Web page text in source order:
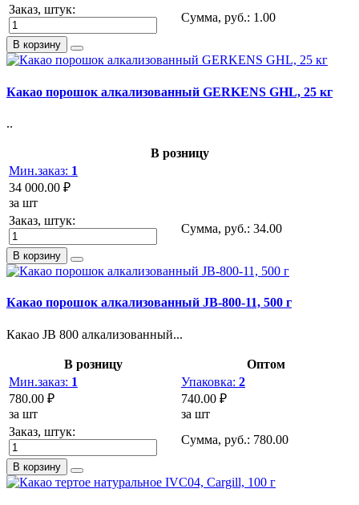
Заказ, штук:
Сумма, руб.: 1.00
В корзину
Какао порошок алкализованный GERKENS GHL, 25 кг
..
В розницу
Мин.заказ: 1
34 000.00 ₽
за шт
Заказ, штук:
Сумма, руб.: 34.00
В корзину
Какао порошок алкализованный JB-800-11, 500 г
Какао JB 800 алкализованный...
В розницу
Оптом
Мин.заказ: 1
780.00 ₽
за шт
Упаковка: 2
740.00 ₽
за шт
Заказ, штук:
Сумма, руб.: 780.00
В корзину